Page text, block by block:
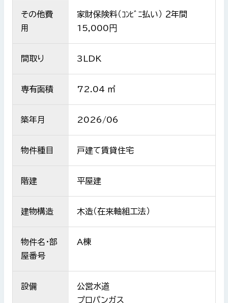
その他費
用
家財保険料（ｺﾝﾋﾞﾆ払い） ２年間
15,000円
間取り 3LDK
専有面積 72.04 ㎡
築年月 2026/06
物件種目 戸建て賃貸住宅
階建 平屋建
建物構造 木造（在来軸組工法）
物件名・部
屋番号
A棟
設備
公営水道
プロパンガス